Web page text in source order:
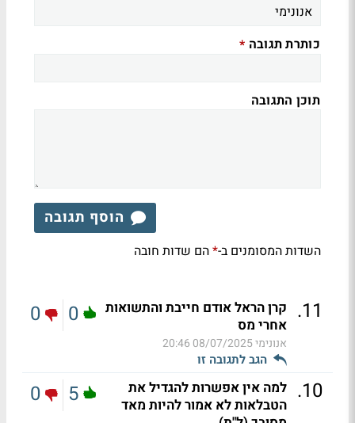
כותרת תגובה *
תוכן התגובה
הוסף תגובה
השדות המסומנים ב-*הם שדות חובה
11
. קרן הראל אודם חייבת והתשואות
אחרי מס
אנונימי08/07/2025 20:46
הגב לתגובה זו
0
0
10
. למה אין אפשרות להגדיל את
הטבלאות לא אמור להיות מאד
5
0